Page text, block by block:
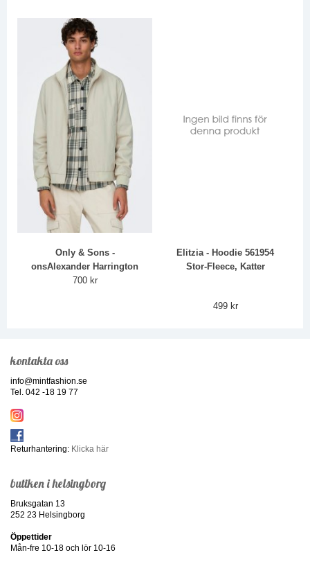
Only & Sons -
onsAlexander Harrington
700 kr
Elitzia - Hoodie 561954
Stor-Fleece, Katter
499 kr
kontakta oss
info@mintfashion.se
Tel. 042 -18 19 77
Returhantering: Klicka här
butiken i helsingborg
Bruksgatan 13
252 23 Helsingborg
Öppettider
Mån-fre 10-18 och lör 10-16